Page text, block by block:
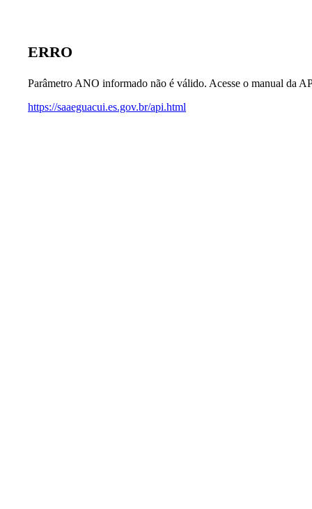
ERRO
Parâmetro ANO informado não é válido. Acesse o manual da
https://saaeguacui.es.gov.br/api.html